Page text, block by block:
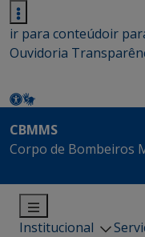
ir para conteúdoir
Ouvidoria
CBMMS
Corpo de Bombeiros
Institucional